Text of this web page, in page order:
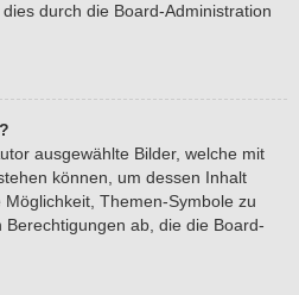
durch die Board-Administration
ausgewählte Bilder, welche mit
können, um dessen Inhalt
Themen-Symbole zu
ab, die die Board-